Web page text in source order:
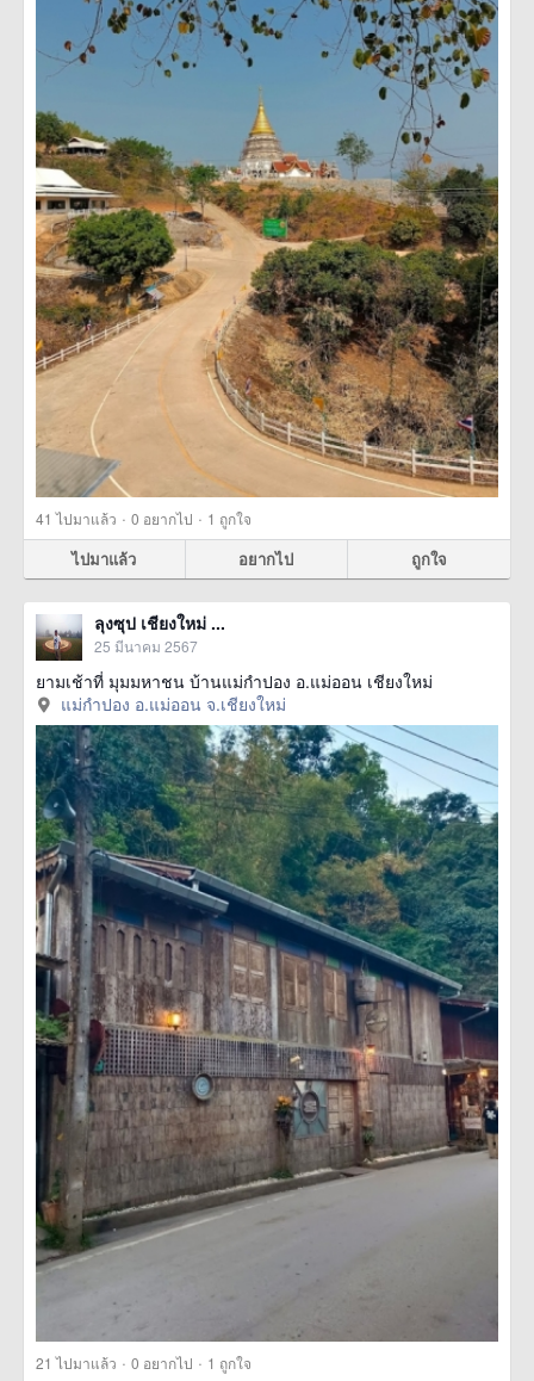
41 ไปมาแล้ว · 0 อยากไป · 1 ถูกใจ
ไปมาแล้ว อยากไป ถูกใจ
ลุงซุป เชียงใหม่ ...
25 มีนาคม 2567
ยามเช้าที่ มุมมหาชน บ้านแม่กำปอง อ.แม่ออน เชียงใหม่
แม่กำปอง อ.แม่ออน จ.เชียงใหม่
21 ไปมาแล้ว · 0 อยากไป · 1 ถูกใจ